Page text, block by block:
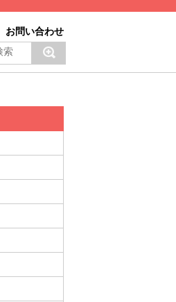
お問い合わせ